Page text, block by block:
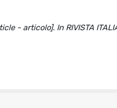
- articolo]. In RIVISTA